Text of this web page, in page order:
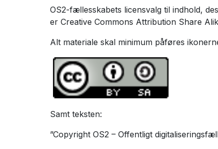
OS2-fællesskabets licensvalg til indhold,
er Creative Commons Attribution Share
Alt materiale skal minimum påføres
Samt teksten:
”Copyright OS2 – Offentligt